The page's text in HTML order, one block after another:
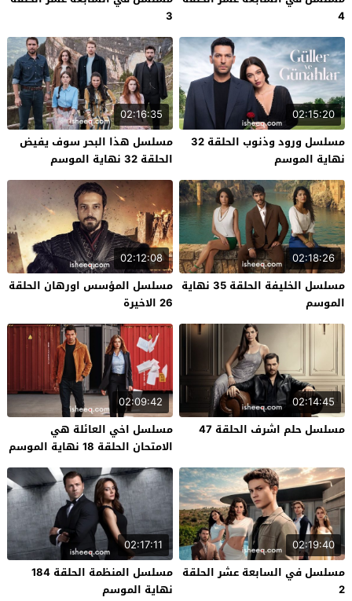
4
3
02:15:20
مسلسل ورود وذنوب الحلقة 32
نهاية الموسم
02:16:35
مسلسل هذا البحر سوف يفيض
الحلقة 32 نهاية الموسم
02:18:26
مسلسل الخليفة الحلقة 35 نهاية
الموسم
02:12:08
مسلسل المؤسس اورهان الحلقة
26 الاخيرة
02:14:45
مسلسل حلم اشرف الحلقة 47
02:09:42
مسلسل اخي العائلة هي
الامتحان الحلقة 18 نهاية الموسم
02:19:40
مسلسل في السابعة عشر الحلقة
2
02:17:11
مسلسل المنظمة الحلقة 184
نهاية الموسم